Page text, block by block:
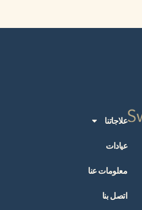
علاجاتنا
عيادات
معلومات عنا
اتصل بنا